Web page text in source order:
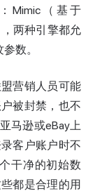
Mimic（基于
两种引擎都允
数。
营销人员可能
被封禁，也不
马逊或eBay上
客户账户时不
干净的初始数
都是合理的用